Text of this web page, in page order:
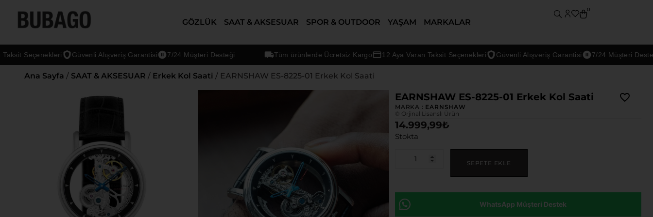
GÖZLÜK SAAT & AKSESUAR SPOR & OUTDOOR YAŞAM MARKALAR
0
Güvenli Alışveriş Garantisi 7/24 Müşteri Desteği Tüm ürünlerde Ücretsiz Kargo 12 Aya Varan Taksit Seçenekleri Güvenli Alışveriş Garantisi 7/24 Müşteri Desteği
Ana Sayfa / SAAT & AKSESUAR / Erkek Kol Saati / EARNSHAW ES-8225-01 Erkek Kol Saati
EARNSHAW ES-8225-01 Erkek Kol Saati
MARKA : EARNSHAW
® Orjinal Lisanslı Ürün
14.999,99₺
Stokta
SEPETE EKLE
WhatsApp Müşteri Destek